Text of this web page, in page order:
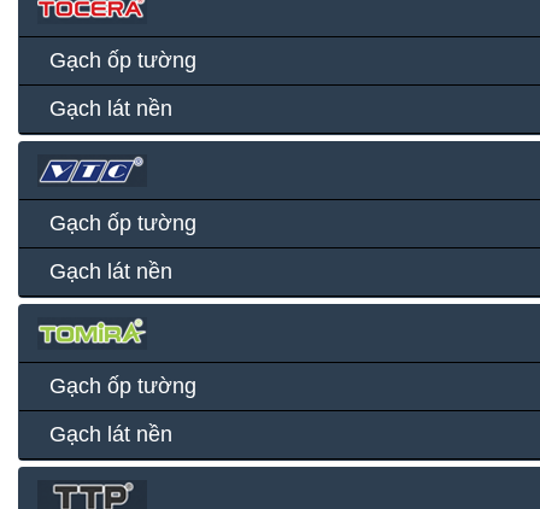
Gạch ốp tường
Gạch lát nền
Gạch ốp tường
Gạch lát nền
Gạch ốp tường
Gạch lát nền